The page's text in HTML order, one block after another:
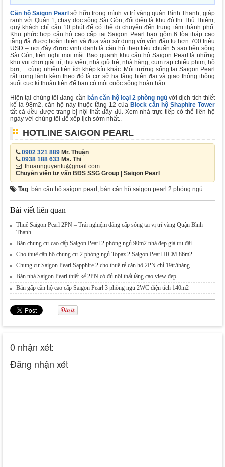
Căn hộ Saigon Pearl sở hữu trong mình vị trí vàng quận Bình Thạnh, giáp
ranh với Quận 1, chạy dọc sông Sài Gòn, đối diện là khu đô thị Thủ Thiêm,
quý khách chỉ cần 10 phút để có thể di chuyển đến trung tâm thành phố.
Khu phức hợp căn hộ cao cấp tại Saigon Pearl bao gồm 6 tòa tháp cao
tầng đã được hoàn thiện và đưa vào sử dụng với vốn đầu tư hơn 700 triệu
USD – nơi đây được vinh danh là căn hộ theo tiêu chuẩn 5 sao bên sông
Sài Gòn, tiện nghi mọi mặt. Bao quanh khu căn hộ Saigon Pearl là những
khu vui chơi giải trí, thư viện, nhà giữ trẻ, nhà hàng, cụm rạp chiếu phim, hồ
bơi,… cùng nhiều tiện ích khép kín khác. Môi trường sống tại Saigon Pearl
rất trong lành kèm theo đó là cơ sở hạ tầng hiện đại và giao thông thông
suốt cực kì thuận tiện để bạn có một cuộc sống hoàn hảo.
Hiện tại chúng tôi đang cần bán căn hộ loại 2 phòng ngủvới dịch tích thiết
kế là 98m2, căn hộ này thuộc tầng 12 của Block căn hộ Shaphire Tower
tất cả đều được trang bị nội thất đầy đủ. Xem nhà trực tiếp có thể liên hệ
ngày với chúng tôi để xếp lịch sớm nhất..
HOTLINE SAIGON PEARL
0902 321 889 Mr. Thuận
0938 188 633 Ms. Thi
: thuannguyentu@gmail.com
Chuyên viên tư vấn BĐS SSG Group | Saigon Pearl
Tag: bán căn hộ saigon pearl, bán căn hộ saigon pearl 2 phòng ngủ
Bài viết liên quan
Thuê Saigon Pearl 2PN – Trải nghiệm đẳng cấp sống tại vị trí vàng Quận Bình
Thạnh
Bán chung cư cao cấp Saigon Pearl 2 phòng ngủ 90m2 nhà đẹp giá ưu đãi
Cho thuê căn hộ chung cư 2 phòng ngủ Topaz 2 Saigon Pearl HCM 86m2
Chung cư Saigon Pearl Sapphire 2 cho thuê rẻ căn hộ 2PN chỉ 19tr/tháng
Bán nhà Saigon Pearl thiết kế 2PN có đủ nội thất tầng cao view đẹp
Bán gấp căn hộ cao cấp Saigon Pearl 3 phòng ngủ 2WC diện tích 140m2
0 nhận xét:
Đăng nhận xét